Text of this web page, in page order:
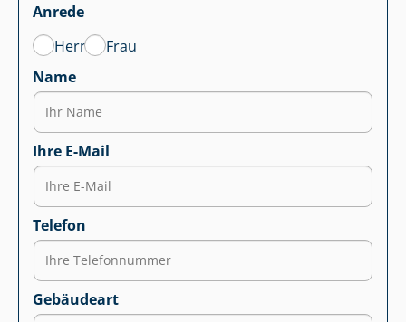
Anrede
Herr
Frau
Name
Ihre E-Mail
Telefon
Gebäudeart